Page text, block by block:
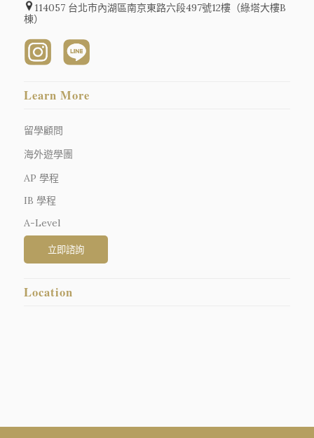
114057 台北市內湖區南京東路六段497號12樓（綠塔大樓B
棟）
Learn More
留學顧問
海外遊學團
AP 學程
IB 學程
A-Level
Location